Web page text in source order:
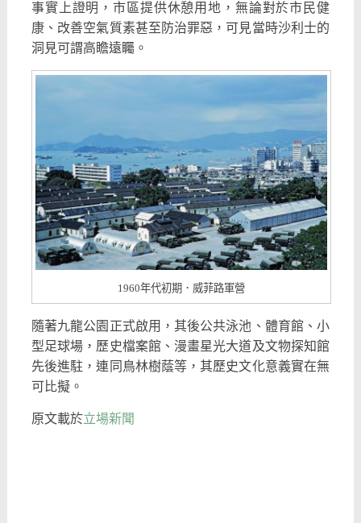
事實上證明，市區提供休憩用地，無論對於市民健
康、改善空氣質素甚至防治罪惡，可見當時沙利士的
洞見可謂高瞻遠矚。
1960年代初期．威菲路軍營
隨著九龍公園正式啟用，其後公共泳池、體育館、小
型足球場，歷史檔案館、漫畫星光大道及文物探知館
先後進駐，連同鳥林樹蔭等，其歷史文化意義實在無
可比擬。
原文載於立場新聞